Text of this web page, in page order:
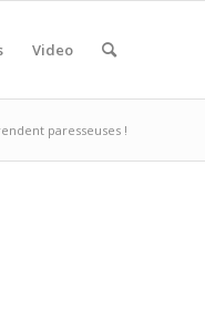
Video
paresseuses !